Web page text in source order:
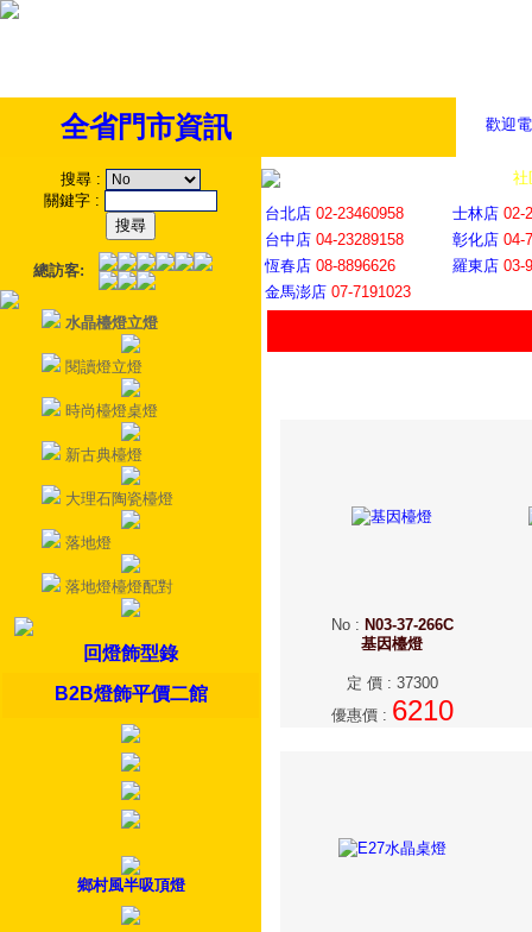
歡迎
全省門市資訊
搜尋 :
關鍵字 :
總訪客:
水晶檯燈立燈
閱讀燈立燈
時尚檯燈桌燈
新古典檯燈
大理石陶瓷檯燈
落地燈
落地燈檯燈配對
回燈飾型錄
B2B燈飾平價二館
鄉村風半吸頂燈
社
台北店 02-23460958 士林店 02-
台中店 04-23289158 彰化店 04-
恆春店 08-8896626 羅東店 03-
金馬澎店 07-7191023
No: N03-37-266C
基因檯燈
定 價: 37300
優惠價: 6210